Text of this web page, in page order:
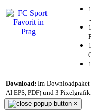
Download: Im Downloadpaket
AI EPS, PDF) und 3
×